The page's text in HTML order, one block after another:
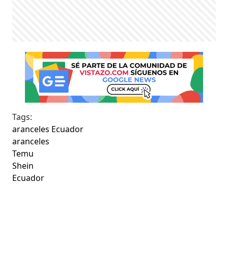
Tags:
aranceles Ecuador
aranceles
Temu
Shein
Ecuador